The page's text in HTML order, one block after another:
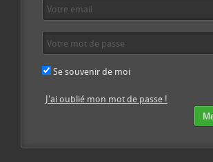
Se souvenir de moi
J'ai oublié mon mot de passe !